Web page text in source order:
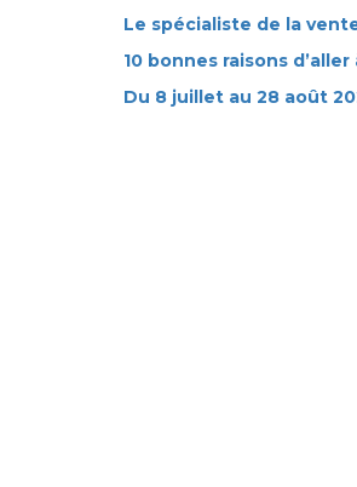
Le spécialiste de la
10 bonnes raisons d’aller
Du 8 juillet au 28 août